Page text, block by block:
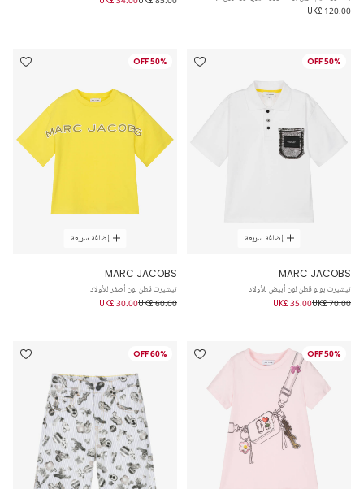
UK£ 120.00
50% OFF
إضافة سريعة
MARC JACOBS
تيشيرت بولو قطن لون أبيض للأولاد
UK£ 70.00
UK£ 35.00
50% OFF
إضافة سريعة
MARC JACOBS
تيشيرت قطن لون أصفر للأولاد
UK£ 60.00
UK£ 30.00
50% OFF
60% OFF